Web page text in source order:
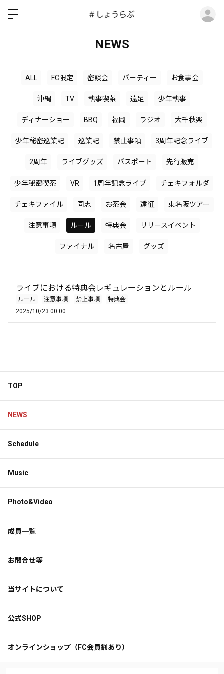
NEWS
ALL FC限定 密談会 パーティー お食事会
沖縄 TV 執事喫茶 遠足 少年執事
ディナーショー BBQ 福岡 ラジオ 大千秋楽
少年秘密巡業記 巡業記 禁止事項 3周年記念ライブ
2周年 ライブグッズ パスポート 先行販売
少年秘密喫茶 VR 1周年記念ライブ チェキフォルダ
チェキファイル 同志 お茶会 遠征 東名阪ツアー
注意事項 ルール 特典会 リリースイベント
ファイナル 名古屋 グッズ
ライブにおける特典会レギュレーションとルール
ルール 注意事項 禁止事項
特典会
2025/10/23 00:00
TOP
NEWS
Schedule
Music
Photo&Video
成員一覧
お問合せ等
当サイトについて
公式SHOP
オンラインショップ（FC会員割あり）